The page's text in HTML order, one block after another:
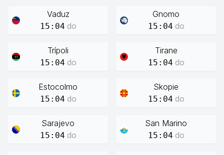
Vaduz
15:04 do
Gnomo
15:04 do
Trípoli
15:04 do
Tirane
15:04 do
Estocolmo
15:04 do
Skopie
15:04 do
Sarajevo
15:04 do
San Marino
15:04 do